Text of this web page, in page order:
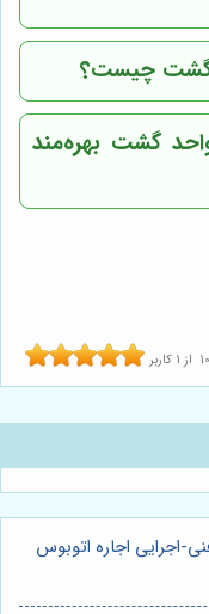
گشت چیست؟
گشت بهره‌مند
10 از 1 کاربر
اجرایی اجاره اتوبوس